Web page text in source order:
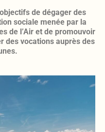
de dégager des
sociale menée par la
de l’Air et de promouvoir
des vocations auprès des